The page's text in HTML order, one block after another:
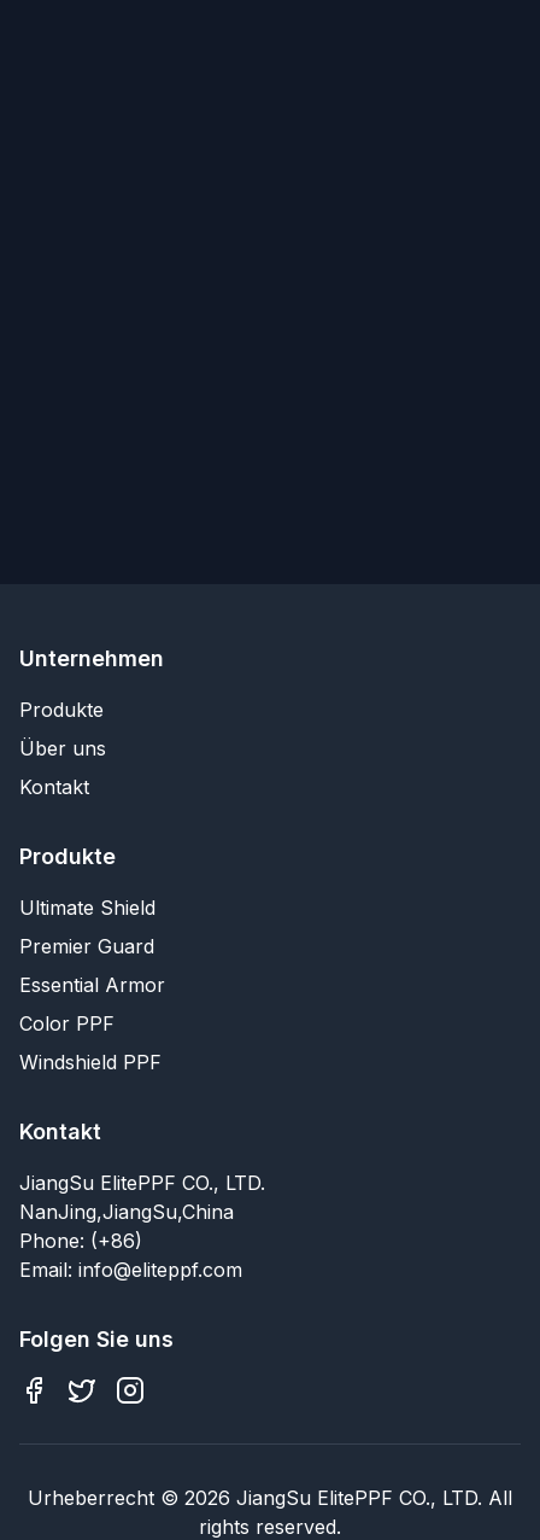
Unternehmen
Produkte
Über uns
Kontakt
Produkte
Ultimate Shield
Premier Guard
Essential Armor
Color PPF
Windshield PPF
Kontakt
JiangSu ElitePPF CO., LTD.
NanJing,JiangSu,China
Phone: (+86)
Email: info@eliteppf.com
Folgen Sie uns
Urheberrecht © 2026 JiangSu ElitePPF CO., LTD. All
rights reserved.